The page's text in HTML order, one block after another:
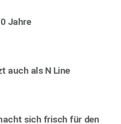
Jahre
auch als N Line
sich frisch für den